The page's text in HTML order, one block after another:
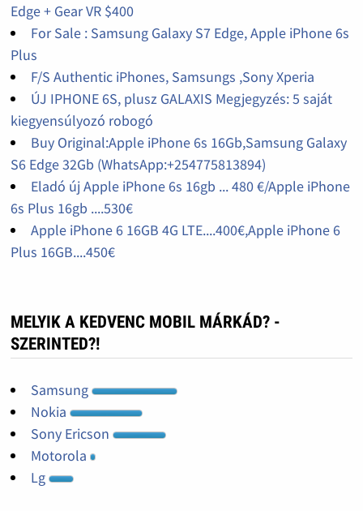
Edge + Gear VR $400
For Sale : Samsung Galaxy S7 Edge, Apple iPhone 6s
Plus
F/S Authentic iPhones, Samsungs ,Sony Xperia
ÚJ IPHONE 6S, plusz GALAXIS Megjegyzés: 5 saját
kiegyensúlyozó robogó
Buy Original:Apple iPhone 6s 16Gb,Samsung Galaxy
S6 Edge 32Gb (WhatsApp:+254775813894)
Eladó új Apple iPhone 6s 16gb ... 480 €/Apple iPhone
6s Plus 16gb ....530€
Apple iPhone 6 16GB 4G LTE....400€,Apple iPhone 6
Plus 16GB....450€
MELYIK A KEDVENC MOBIL MÁRKÁD? -
SZERINTED?!
Samsung
Nokia
Sony Ericson
Motorola
Lg